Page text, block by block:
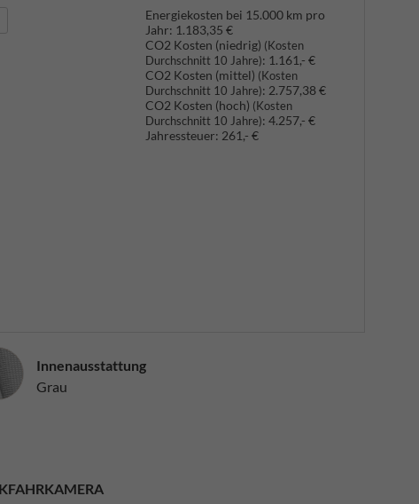
Energiekosten bei 15.000 km pro
Jahr: 1.183,35 €
CO2 Kosten (niedrig) (Kosten
Durchschnitt 10 Jahre): 1.161,- €
CO2 Kosten (mittel) (Kosten
Durchschnitt 10 Jahre): 2.757,38 €
CO2 Kosten (hoch) (Kosten
Durchschnitt 10 Jahre): 4.257,- €
Jahressteuer: 261,- €
Innenausstattung
Grau